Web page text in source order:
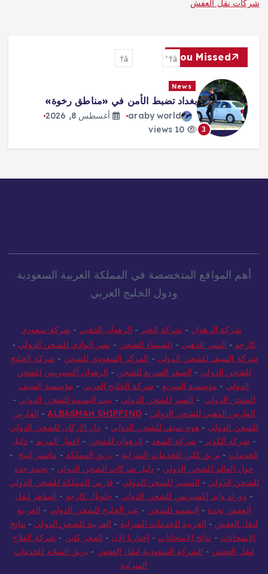
شركات نقل العفش
You Missed
3
News
بغداد تضبط الأمن في «مناطق رخوة»
araby world
أغسطس 8, 2026
أهم المواقع المتخصصة في المملكة العربية السعودية
ودول الخليج العربي
شركة الرهوان - شركة الخير - الرهوان الذهبي - شركة سعودي
كارجو - النسر الذهبي - الشيماء للشحن - نسر الوادي للشحن الدولي -
شركة السيف للشحن الدولي - المركز السعودي للشحن - شركة الخليج
للشحن الدولي - الصقر السريع للشحن - الرهوان أكسبريس للشحن
الدولي - مؤسسة السريع - شركة الخليج العربي - مؤسسة السيف
للشحن الدولي - النسر للشحن الدولي - بيت البسمة للشحن الدولي -
الفارس الذهبي للشحن الدولي -
ALBASMAH SHIPPING
- الفارس
للشحن الدولي - هوم سيف للشحن الدولي -دار الاركان للشحن الدولي
- شركة الكوثر - شركة السعد - الرهوان للشحن - اعمار المريم - دليل
الخدمات - بريق كلين للخدمات المنزلية - بريق المملكة - ماستر كينج -
حول العالم للشحن الدولي - دليل شركات الشحن الدولي - نجمة جدة
للشحن الدولي - المتميز للشحن الدولي - فارس المملكة للشحن الدولي
- وورلد وايد إكسبريس للشحن الدولي - جلوبال كارجو - الساهر لنقل
العفش بجدة - البسمه للشحن - عبر الخليج للشحن الدولي - العربية
لنقل العفش - العربية للخدمات المنزلية - العربية للشحن الدولي - نتايج
الامتحانات - نتائج الامتحانات - اخبارنا الان - الفجر كلين - شركة الفلاح
لنقل العفش - الشركة السعودية لنقل العفش - بريق السلام للخدمات
المنزلية